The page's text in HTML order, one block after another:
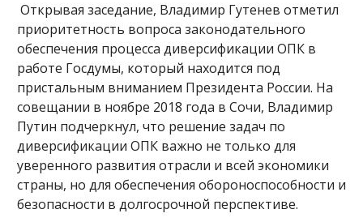
Открывая заседание, Владимир Гутенев отметил
приоритетность вопроса законодательного
обеспечения процесса диверсификации ОПК в
работе Госдумы, который находится под
пристальным вниманием Президента России. На
совещании в ноябре 2018 года в Сочи, Владимир
Путин подчеркнул, что решение задач по
диверсификации ОПК важно не только для
уверенного развития отрасли и всей экономики
страны, но для обеспечения обороноспособности и
безопасности в долгосрочной перспективе.